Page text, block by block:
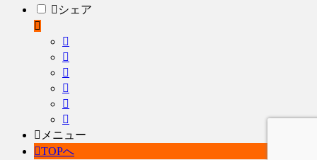
シェア
メニュー
TOPへ